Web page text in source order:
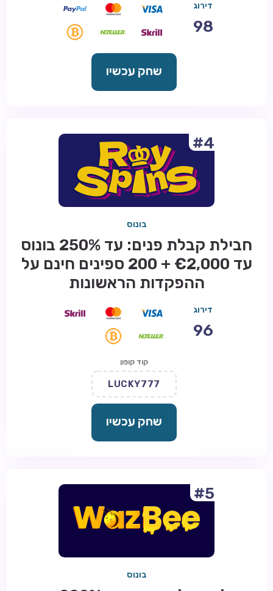
דירוג
98
שחק עכשיו
#4
בונוס
חבילת קבלת פנים: עד 250% בונוס
עד €2,000 + 200 ספינים חינם על
ההפקדות הראשונות
דירוג
96
קוד קופון
LUCKY777
שחק עכשיו
#5
בונוס